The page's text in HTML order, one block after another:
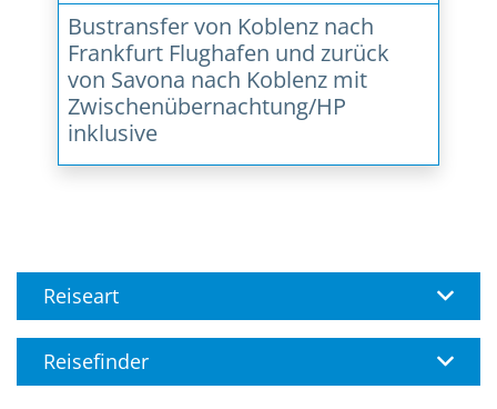
Bustransfer von Koblenz nach
Frankfurt Flughafen und zurück
von Savona nach Koblenz mit
Zwischenübernachtung/HP
inklusive
Reiseart
Reisefinder